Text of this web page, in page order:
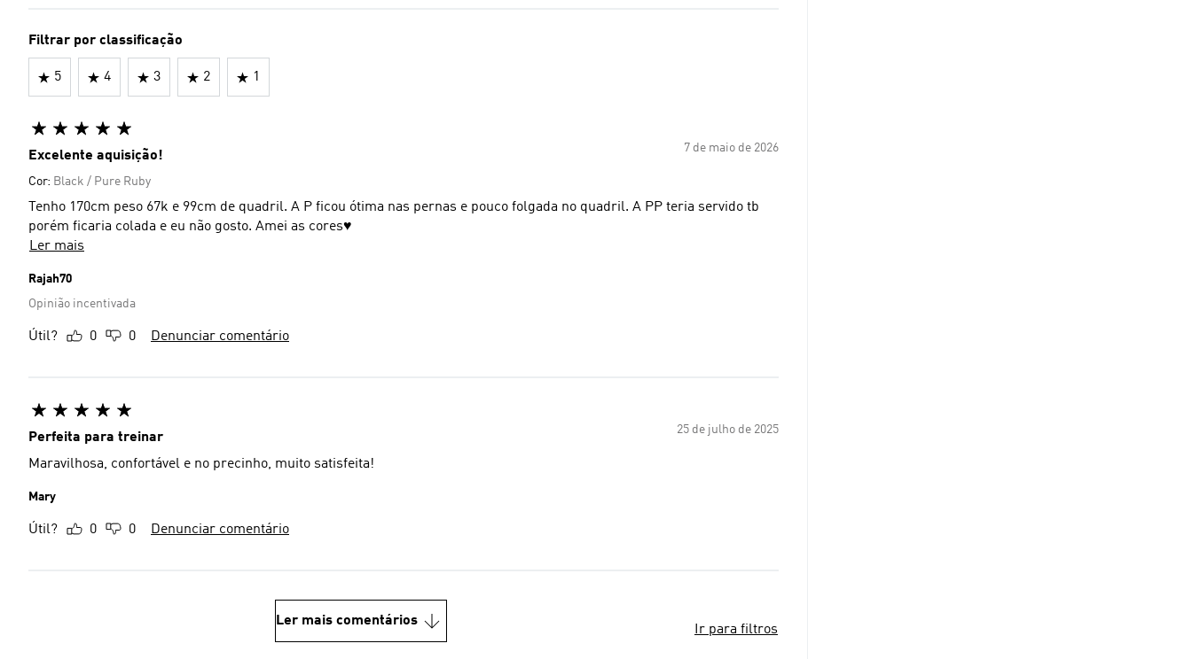
Filtrar por classificação
5 4 3 2 1
7 de maio de 2026
Excelente aquisição!
Cor: Black / Pure Ruby
Tenho 170cm peso 67k e 99cm de quadril. A P ficou ótima nas pernas e pouco folgada no quadril. A PP teria servido tb
porém ficaria colada e eu não gosto. Amei as cores♥️
Ler mais
Rajah70
Opinião incentivada
Útil? 0 0 Denunciar comentário
25 de julho de 2025
Perfeita para treinar
Maravilhosa, confortável e no precinho, muito satisfeita!
Mary
Útil? 0 0 Denunciar comentário
Ler mais comentários
Ir para filtros